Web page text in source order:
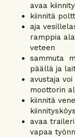
avaa
kiinnitä
aja
ramppia
veteen
sammuta
päällä ja
avustaja
moottorin
kiinnitä
avaa
vapaa